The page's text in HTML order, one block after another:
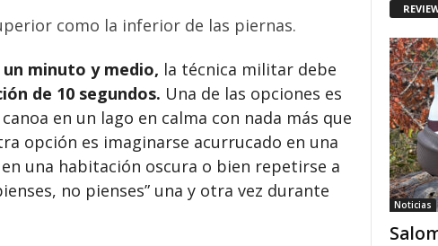
como la inferior de las piernas.
minuto y medio, la técnica militar debe
de 10 segundos. Una de las opciones es
en un lago en calma con nada más que
opción es imaginarse acurrucado en una
una habitación oscura o bien repetirse a
no pienses” una y otra vez durante
Noticias